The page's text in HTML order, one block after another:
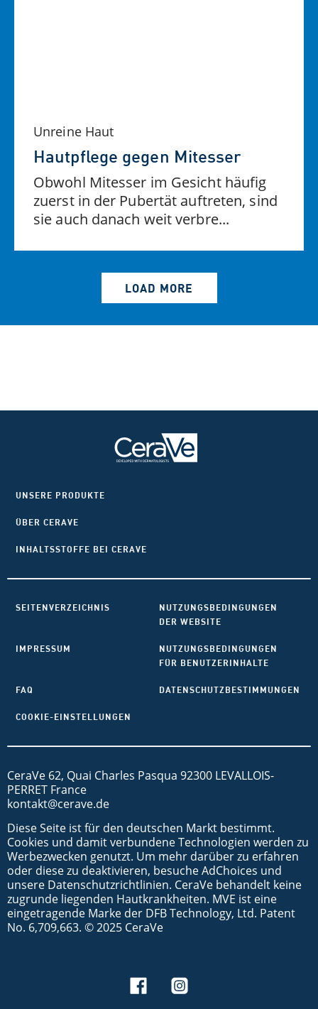
Unreine Haut
Hautpflege gegen Mitesser
Obwohl Mitesser im Gesicht häufig
zuerst in der Pubertät auftreten, sind
sie auch danach weit verbre...
LOAD MORE
UNSERE PRODUKTE
ÜBER CERAVE
INHALTSSTOFFE BEI CERAVE
SEITENVERZEICHNIS
NUTZUNGSBEDINGUNGEN
DER WEBSITE
IMPRESSUM
NUTZUNGSBEDINGUNGEN
FÜR BENUTZERINHALTE
FAQ DATENSCHUTZBESTIMMUNGEN
COOKIE-EINSTELLUNGEN
CeraVe 62, Quai Charles Pasqua 92300 LEVALLOIS-
PERRET France
kontakt@cerave.de
Diese Seite ist für den deutschen Markt bestimmt.
Cookies und damit verbundene Technologien werden zu
Werbezwecken genutzt. Um mehr darüber zu erfahren
oder diese zu deaktivieren, besuche AdChoices und
unsere Datenschutzrichtlinien. CeraVe behandelt keine
zugrunde liegenden Hautkrankheiten. MVE ist eine
eingetragende Marke der DFB Technology, Ltd. Patent
No. 6,709,663. © 2025 CeraVe